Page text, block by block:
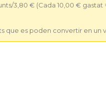
3,80 € (Cada 10,00 € gastat
que es poden convertir en un